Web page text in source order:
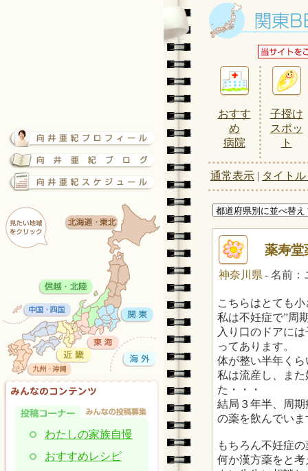
わたしの家族自慢
おすすめレシピ
おすす
め
病院
子授け
スポッ
ト
通常表示 | タイト
薬寿堂
神奈川県 - 名前
こちらはとても
私は不妊症で”周
入り口のドアに
ってあります。
体が整い半年く
私は流産し、ま
た・・・
結局３年半、周
の薬を飲んでいま
もちろん不妊症
何か漢方薬をと